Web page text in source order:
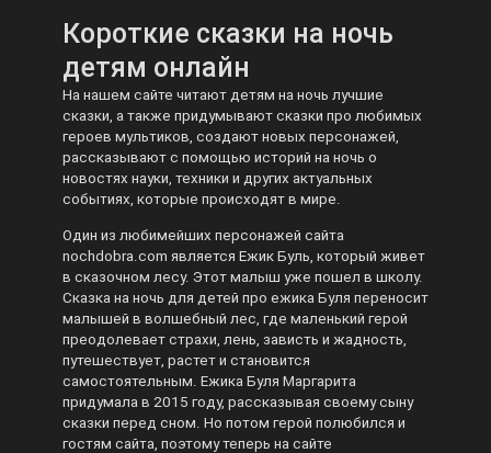
Короткие сказки на ночь
детям онлайн
На нашем сайте читают детям на ночь лучшие
сказки, а также придумывают сказки про любимых
героев мультиков, создают новых персонажей,
рассказывают с помощью историй на ночь о
новостях науки, техники и других актуальных
событиях, которые происходят в мире.
Один из любимейших персонажей сайта
nochdobra.com является Ежик Буль, который живет
в сказочном лесу. Этот малыш уже пошел в школу.
Сказка на ночь для детей про ежика Буля переносит
малышей в волшебный лес, где маленький герой
преодолевает страхи, лень, зависть и жадность,
путешествует, растет и становится
самостоятельным. Ежика Буля Маргарита
придумала в 2015 году, рассказывая своему сыну
сказки перед сном. Но потом герой полюбился и
гостям сайта, поэтому теперь на сайте